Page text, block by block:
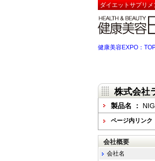
ダイエットサプリ
健康美容EXPO：
株式会社
製品名 ：
ページ内リンク
会社概要
会社名